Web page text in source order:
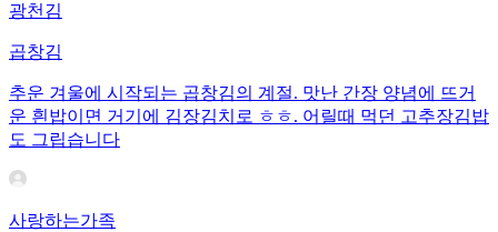
광천김
곱창김
추운 겨울에 시작되는 곱창김의 계절. 맛난 간장 양념에 뜨거
운 흰밥이면 거기에 김장김치로 ㅎㅎ. 어릴때 먹던 고추장김밥
도 그립습니다
사랑하는가족